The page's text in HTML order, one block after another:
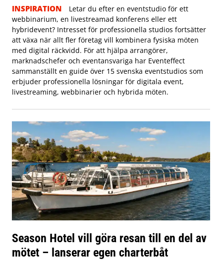
INSPIRATION
Letar du efter en eventstudio för ett
webbinarium, en livestreamad konferens eller ett
hybridevent? Intresset för professionella studios fortsätter
att växa när allt fler företag vill kombinera fysiska möten
med digital räckvidd. För att hjälpa arrangörer,
marknadschefer och eventansvariga har Eventeffect
sammanställt en guide över 15 svenska eventstudios som
erbjuder professionella lösningar för digitala event,
livestreaming, webbinarier och hybrida möten.
Season Hotel vill göra resan till en del av
mötet – lanserar egen charterbåt